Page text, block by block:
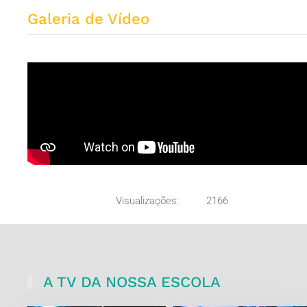
Galeria de Vídeo
Visualizações: 2166
A TV DA NOSSA ESCOLA